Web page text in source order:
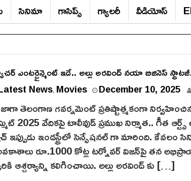
సినిమా గాసిప్స్‌ గ్యాల‌రీ వీడియోస్‌
ఎంటర్టైన్మెంట్ ఇదే.. అల్లు అరవింద్ నయా బిజినెస్
News, Movies December 10, 2025D
c
e
m
b
తెలంగాణ గవర్నమెంట్ ప్రతిష్టాత్మకంగా
2025 వేదికపై టాలీవుడ్ ప్రముఖ నిర్మాత.. గీత
ఇప్పుడు ఇండస్ట్రీలో సెన్సేషనల్ గా మారింది. కేవలం
రూ.1000 కోట్ల టర్నోవర్ విజన్‌పై తన
ఆశ్చర్యాన్ని కలిగించాయి. అల్లు అరవింద్ కు […]